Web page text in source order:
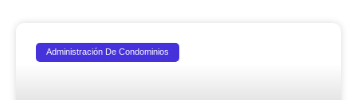
Administración De Condominios